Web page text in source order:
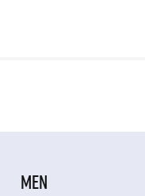
MEN